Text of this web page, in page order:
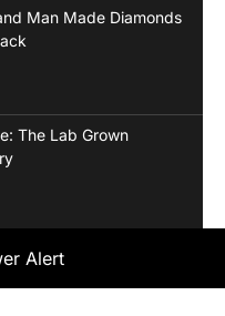
Man Made Diamonds
The Lab Grown
Alert